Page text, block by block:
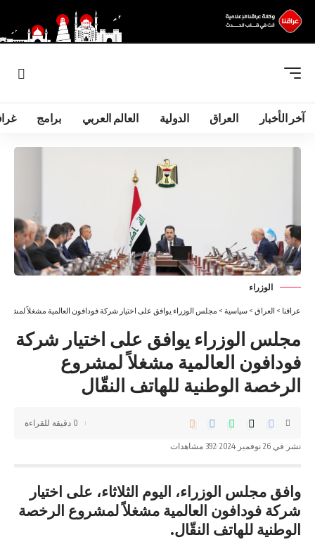
آخر الأخبار العراق الدولية العالم العربي برامج
الوزراء
عراقنا > العراق > سياسية > مجلس الوزراء يوافق على اختيار شركة فودافون العالمية مشغلاً لمشروع
مجلس الوزراء يوافق على اختيار شركة
فودافون العالمية مشغلاً لمشروع
الرخصة الوطنية للهاتف النقّال
نشر في 26 نوفمبر 2024 392 مشاهدات
0 دقيقة للقراءة
وافق مجلس الوزراء، اليوم الثلاثاء، على اختيار
شركة فودافون العالمية مشغلاً لمشروع الرخصة
الوطنية للهاتف النقّال.